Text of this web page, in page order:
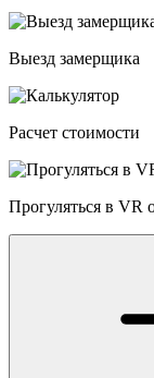
Выезд замерщика
Расчет стоимости
Прогуляться в VR